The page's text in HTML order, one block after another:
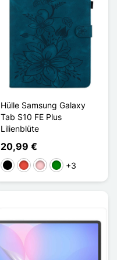
Hülle Samsung Galaxy
Tab S10 FE Plus
Lilienblüte
20,99 €
Schwarz
Rot PinkGrün+3